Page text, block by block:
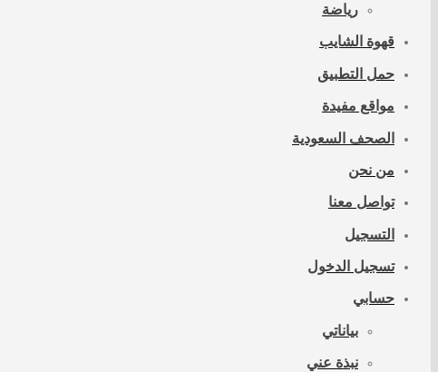
رياضة
قهوة الشايب
حمل التطبيق
مواقع مفيدة
الصحف السعودية
من نحن
تواصل معنا
التسجيل
تسجيل الدخول
حسابي
بياناتي
نبذة عني